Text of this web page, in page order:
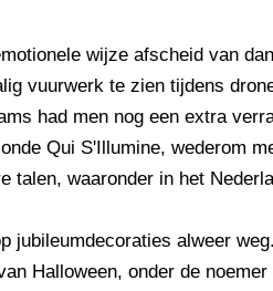
wijze afscheid van
vuurwerk te zien tijdens
had men nog een extra
Qui S'Illumine, wederom
talen, waaronder in het
jubileumdecoraties alweer
Halloween, onder de